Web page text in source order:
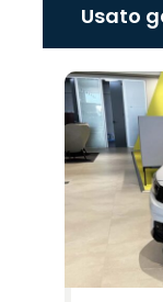
Fiat
Alfa
‹